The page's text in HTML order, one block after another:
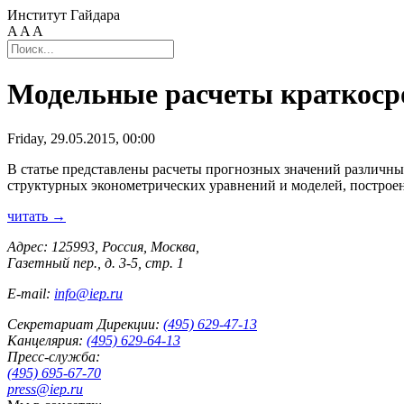
Институт Гайдара
A A A
Модельные расчеты
Friday, 29.05.2015, 00:00
В статье представлены расчеты прогнозных значений
структурных эконометрических уравнений и моделей,
читать →
Адрес: 125993, Россия, Москва,
Газетный пер., д. 3-5, стр. 1
E-mail: info@iep.ru
Секретариат Дирекции: (495) 629-47-13
Канцелярия: (495) 629-64-13
Пресс-служба:
(495) 695-67-70
press@iep.ru